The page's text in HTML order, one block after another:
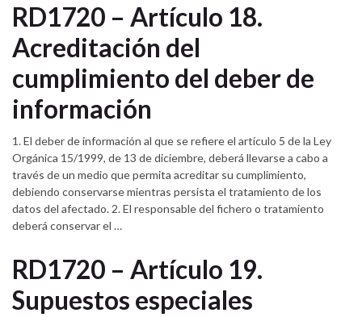
RD1720 – Artículo 18.
Acreditación del
cumplimiento del deber de
información
1. El deber de información al que se refiere el artículo 5 de la Ley
Orgánica 15/1999, de 13 de diciembre, deberá llevarse a cabo a
través de un medio que permita acreditar su cumplimiento,
debiendo conservarse mientras persista el tratamiento de los
datos del afectado. 2. El responsable del fichero o tratamiento
deberá conservar el …
RD1720 – Artículo 19.
Supuestos especiales